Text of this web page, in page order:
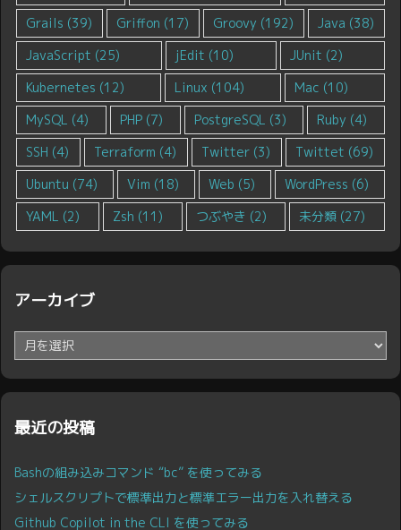
Grails (39) Griffon (17) Groovy (192) Java (38)
JavaScript (25) jEdit (10) JUnit (2)
Kubernetes (12) Linux (104) Mac (10)
MySQL (4) PHP(7) PostgreSQL (3) Ruby (4)
SSH (4) Terraform (4) Twitter (3) Twittet (69)
Ubuntu (74) Vim (18) Web (5) WordPress (6)
YAML (2) Zsh (11) つぶやき (2) 未分類 (27)
アーカイブ
ー
カ
イ
最近の投稿
Bashの組み込みコマンド “bc” を使ってみる
シェルスクリプトで標準出力と標準エラー出力を入れ替える
Github Copilot in the CLI を使ってみる